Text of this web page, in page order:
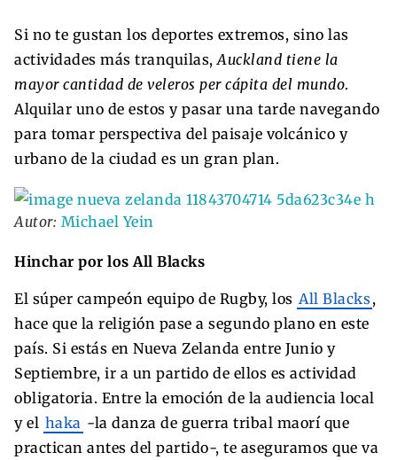
Si no te gustan los deportes extremos, sino las
actividades más tranquilas, Auckland tiene la
mayor cantidad de veleros per cápita del mundo.
Alquilar uno de estos y pasar una tarde navegando
para tomar perspectiva del paisaje volcánico y
urbano de la ciudad es un gran plan.
Autor: Michael Yein
Hinchar por los All Blacks
El súper campeón equipo de Rugby, los All Blacks,
hace que la religión pase a segundo plano en este
país. Si estás en Nueva Zelanda entre Junio y
Septiembre, ir a un partido de ellos es actividad
obligatoria. Entre la emoción de la audiencia local
y el haka -la danza de guerra tribal maorí que
practican antes del partido-, te aseguramos que va